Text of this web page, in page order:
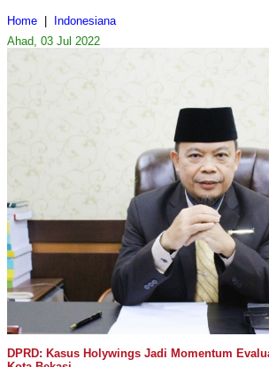
Home
Indonesiana
Ahad, 03 Jul 2022
DPRD: Kasus Holywings Jadi Momentum